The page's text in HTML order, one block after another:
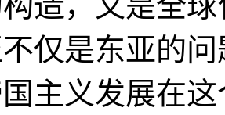
仅是东亚的
主义发展在